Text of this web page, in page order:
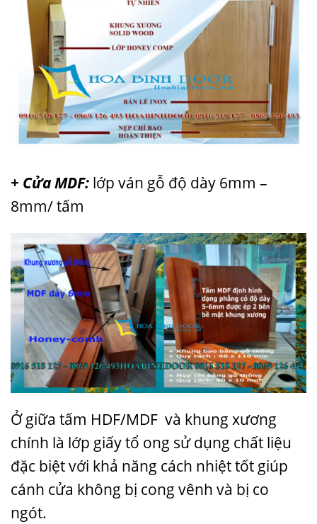
+ Cửa MDF: lớp ván gỗ độ dày 6mm –
8mm/ tấm
Ở giữa tấm HDF/MDF và khung xương
chính là lớp giấy tổ ong sử dụng chất liệu
đặc biệt với khả năng cách nhiệt tốt giúp
cánh cửa không bị cong vênh và bị co
ngót.